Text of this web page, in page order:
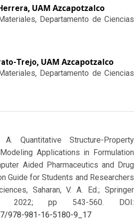
UAM Azcapotzalco
Departamento de Ciencias
Trejo, UAM Azcapotzalco
Departamento de Ciencias
Quantitative Structure-Property
Applications in Formulation
Aided Pharmaceutics and Drug
Guide for Students and Researchers
Saharan, V. A. Ed.; Springer
2022; pp 543-560. DOI:
978-981-16-5180-9_17